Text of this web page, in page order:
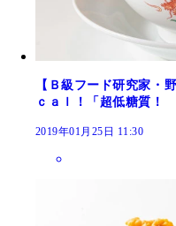
【Ｂ級フード研究家・
ｃａｌ！「超低糖質！
2019年01月25日 11:30